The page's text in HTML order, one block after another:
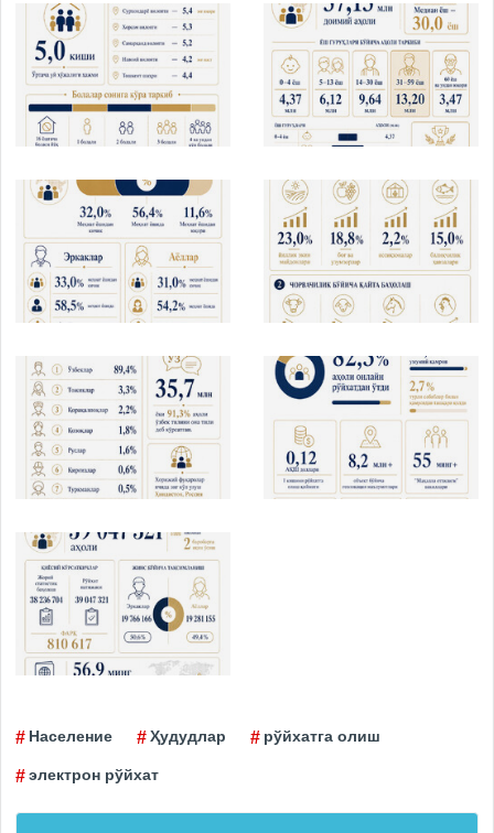
Население Ҳудудлар рўйхатга олиш
электрон рўйхат